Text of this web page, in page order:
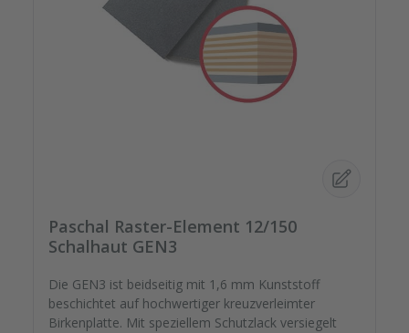
Paschal Raster-Element 12/150
Schalhaut GEN3
Die GEN3 ist beidseitig mit 1,6 mm Kunststoff
beschichtet auf hochwertiger kreuzverleimter
Birkenplatte. Mit speziellem Schutzlack versiegelt